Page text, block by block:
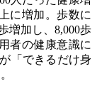
に増加。歩数に
増加し、 8,000歩
者の健康意識に
が「できるだけ身